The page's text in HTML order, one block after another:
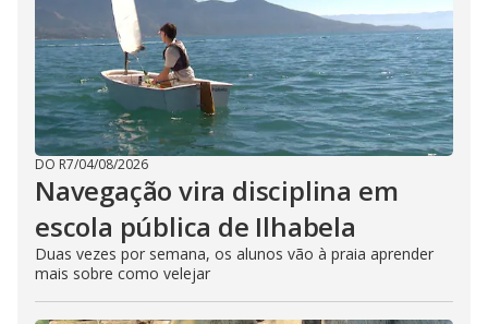
DO R7/04/08/2026
Navegação vira disciplina em
escola pública de Ilhabela
Duas vezes por semana, os alunos vão à praia aprender
mais sobre como velejar